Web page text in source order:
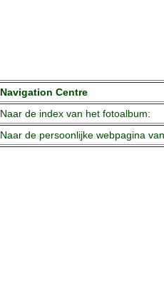
Navigation Centre
Naar de index van het fotoalbum:
Naar de persoonlijke webpagina